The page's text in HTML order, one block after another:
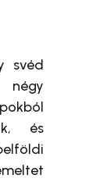
svéd
és